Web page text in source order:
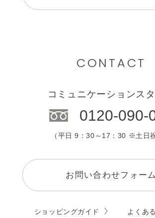
CONTACT
コミュニケーションス
0120-090-
（平日 9：30～17：30 ※土日
お問い合わせフォーム
ショッピングガイド よくあ